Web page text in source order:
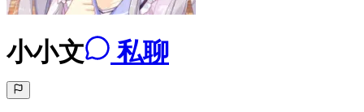
小小文 私聊